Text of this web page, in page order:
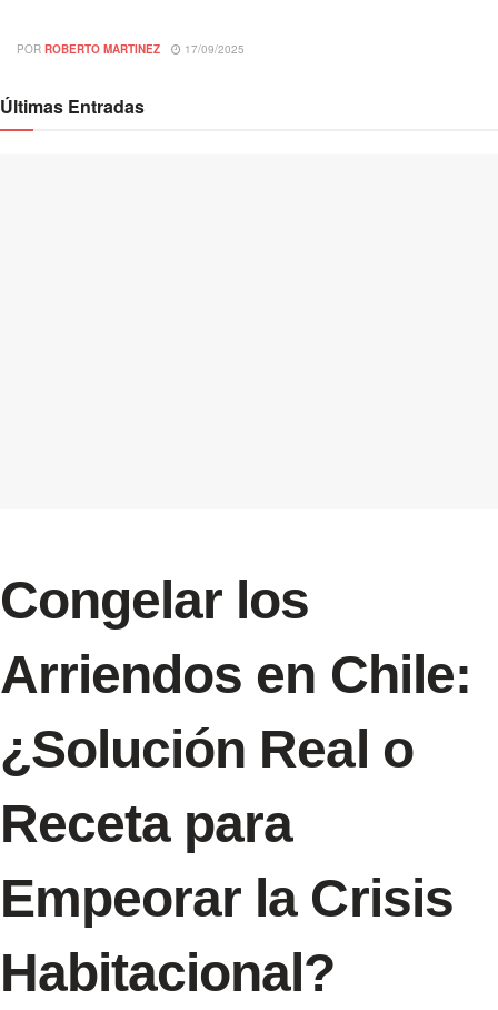
POR ROBERTO MARTINEZ 17/09/2025
Últimas Entradas
Congelar los
Arriendos en Chile:
¿Solución Real o
Receta para
Empeorar la Crisis
Habitacional?